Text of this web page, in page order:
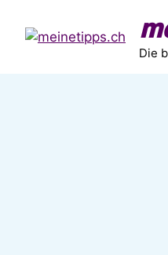
Inhalt
springen
Die